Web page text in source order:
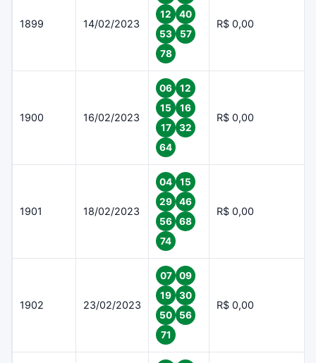
1899 14/02/2023
12
40
53
57
78
R$ 0,00
1900 16/02/2023
06
12
15
16
17
32
64
R$ 0,00
1901 18/02/2023
04
15
29
46
56
68
74
R$ 0,00
1902 23/02/2023
07
09
19
30
50
56
71
R$ 0,00